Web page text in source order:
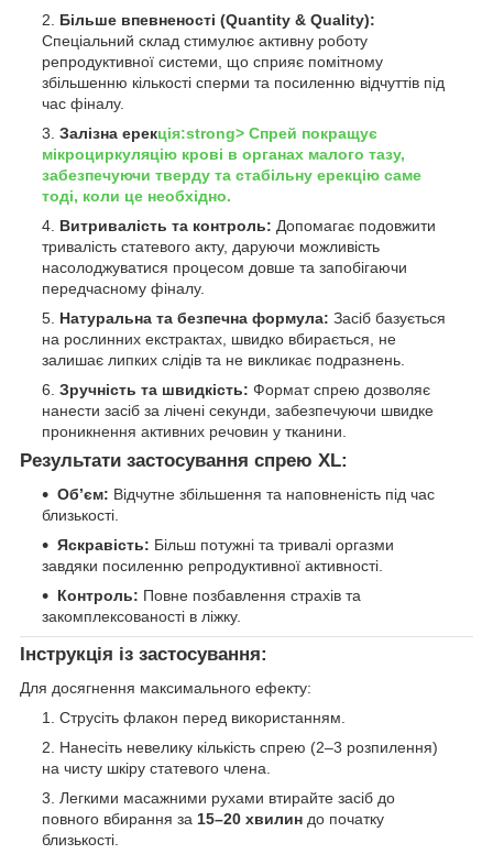
Більше впевненості (Quantity & Quality):
Спеціальний склад стимулює активну роботу
репродуктивної системи, що сприяє помітному
збільшенню кількості сперми та посиленню відчуттів під
час фіналу.
Залізна ерекція:strong> Спрей покращує
мікроциркуляцію крові в органах малого тазу,
забезпечуючи тверду та стабільну ерекцію саме
тоді, коли це необхідно.
Витривалість та контроль: Допомагає подовжити
тривалість статевого акту, даруючи можливість
насолоджуватися процесом довше та запобігаючи
передчасному фіналу.
Натуральна та безпечна формула: Засіб базується
на рослинних екстрактах, швидко вбирається, не
залишає липких слідів та не викликає подразнень.
Зручність та швидкість: Формат спрею дозволяє
нанести засіб за лічені секунди, забезпечуючи швидке
проникнення активних речовин у тканини.
Результати застосування спрею XL:
Об’єм: Відчутне збільшення та наповненість під час
близькості.
Яскравість: Більш потужні та тривалі оргазми
завдяки посиленню репродуктивної активності.
Контроль: Повне позбавлення страхів та
закомплексованості в ліжку.
Інструкція із застосування:
Для досягнення максимального ефекту:
Струсіть флакон перед використанням.
Нанесіть невелику кількість спрею (2–3 розпилення)
на чисту шкіру статевого члена.
Легкими масажними рухами втирайте засіб до
повного вбирання за 15–20 хвилин до початку
близькості.